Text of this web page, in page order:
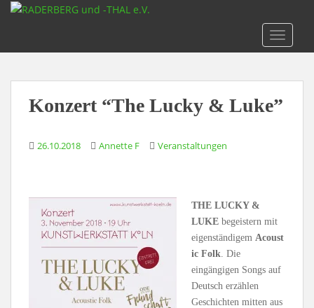
p
Konzert “The Lucky & Luke”
26.10.2018 Annette F Veranstaltungen
THE LUCKY &
LUKE begeistern mit
eigenständigem Acoust
ic Folk . Die
eingängigen Songs auf
Deutsch erzählen
Geschichten mitten aus